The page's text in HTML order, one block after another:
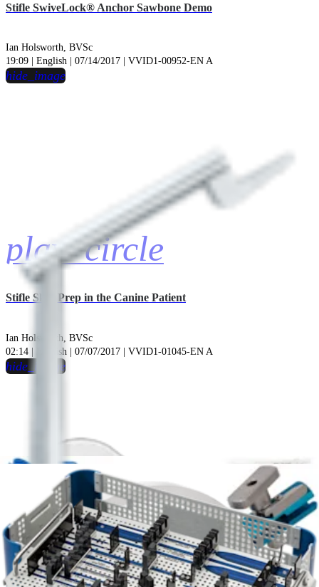
Stifle SwiveLock® Anchor Sawbone Demo
Ian Holsworth, BVSc
19:09 | English | 07/14/2017 | VVID1-00952-EN A
play_circle
hide_image
Stifle Skin Prep in the Canine Patient
Ian Holsworth, BVSc
02:14 | English | 07/07/2017 | VVID1-01045-EN A
play_circle
hide_image